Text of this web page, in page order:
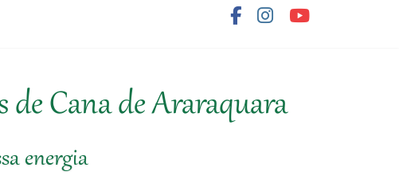
do agronegócio
de Cana de Araraquara
energia